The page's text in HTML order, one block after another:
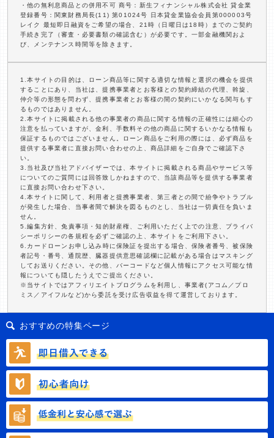
・他の無利息商品との併用不可 商号：新生フィナンシャル株式会社 貸金業
登録番号：関東財務局長(11) 第01024号 日本貸金業協会会員第000003号
レイク 最短即日融資をご希望の場合、21時（日曜日は18時）までのご契約
手続き完了（審査・必要書類の確認含む）が必要です。一部金融機関およ
び、メンテナンス時間等を除きます。
1.本サイトの目的は、ローン商品等に関する適切な情報と選択の機会を提供
することにあり、当社は、提携事業者とお客様との契約締結の代理、斡旋、
仲介等の形態を問わず、提携事業者とお客様の間の契約にいかなる関与もす
るものではありません。
2.本サイトに掲載される他の事業者の商品に関する情報の正確性には細心の
注意を払っていますが、金利、手数料その他の商品に関するいかなる情報も
保証するものではございません。ローン商品をご利用の際には、必ず商品を
提供する事業者に直接お問い合わせの上、商品詳細をご自身でご確認下さ
い。
3.当社及び当社アドバイザーでは、本サイトに掲載される商品やサービス等
についてのご質問には回答致しかねますので、当該商品等を提供する事業者
に直接お問い合わせ下さい。
4.本サイトに関して、利用者と提携事業者、第三者との間で紛争やトラブル
が発生した場合、当事者間で解決を図るものとし、当社は一切責任を負いま
せん。
5.編集方針、免責事項・知的財産権、ご利用いただく上での注意、プライバ
シーポリシーの各規程を必ずご確認の上、本サイトをご利用下さい。
6.カードローンお申し込み時に保険証を提出する場合、保険者番号、被保険
者記号・番号、通院歴、臓器提供意思確認欄に記載がある場合はマスキング
してお送りください。その他、バーコードなど個人情報にアクセス可能な情
報についても隠したうえでご提出ください。
※当サイトではアフィリエイトプログラムを利用し、事業者(アコム／プロ
ミス／アイフルなど)から委託を受け広告収益を得て運営しております。
おすすめの特集ページ